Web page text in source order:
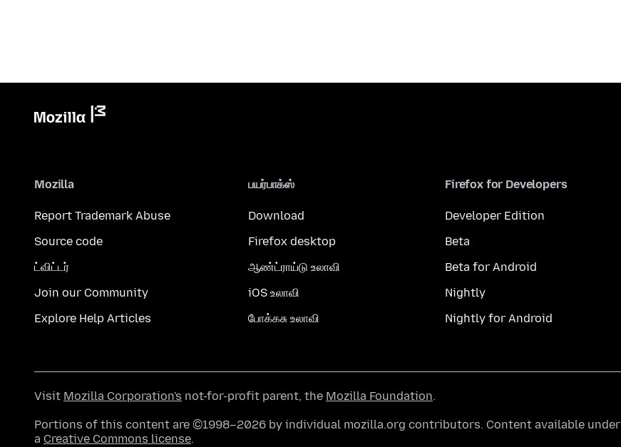
Mozilla
Report Trademark Abuse
Source code
ட்விட்டர்
Join our Community
Explore Help Articles
பயர்பாக்ஸ்
Download
Firefox desktop
ஆண்ட்ராய்டு உலாவி
iOS உலாவி
போக்கசு உலாவி
Firefox for Developers
Developer Edition
Beta
Beta for Android
Nightly
Nightly for Android
Visit Mozilla Corporation's not-for-profit parent, the Mozilla Foundation.
Portions of this content are ©1998–2026 by individual mozilla.org contributors. Content available under
a Creative Commons license.